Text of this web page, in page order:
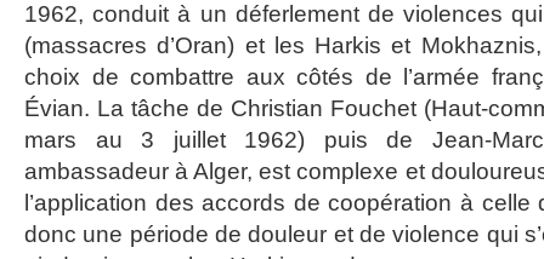
1962, conduit à un déferlement de violences
(massacres d’Oran) et les Harkis et
choix de combattre aux côtés de l’armée
Évian. La tâche de Christian Fouchet (Haut-
mars au 3 juillet 1962) puis de Jean-
ambassadeur à Alger, est complexe et
l’application des accords de coopération à celle
donc une période de douleur et de violence qui